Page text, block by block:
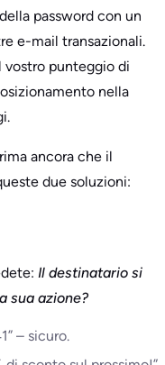
password con un
e-mail transazionali.
vostro punteggio di
nella
ancora che il
due soluzioni:
Il destinatario si
sua azione?
– sicuro.